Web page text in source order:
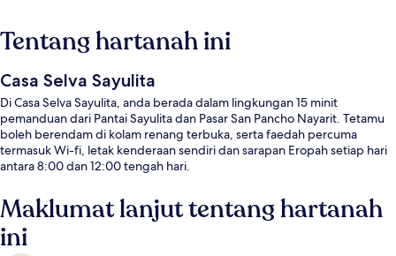
Tentang hartanah ini
Casa Selva Sayulita
Di Casa Selva Sayulita, anda berada dalam lingkungan 15 minit
pemanduan dari Pantai Sayulita dan Pasar San Pancho Nayarit. Tetamu
boleh berendam di kolam renang terbuka, serta faedah percuma
termasuk Wi-fi, letak kenderaan sendiri dan sarapan Eropah setiap hari
antara 8:00 dan 12:00 tengah hari.
Maklumat lanjut tentang hartanah
ini